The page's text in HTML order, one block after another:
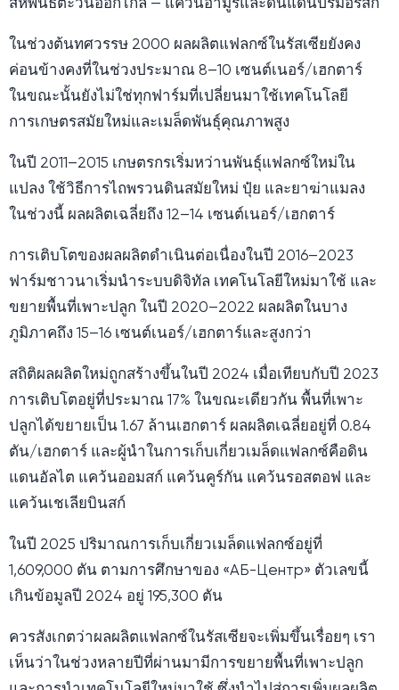
สหพันธ์ตะวันออกไกล — แคว้นอามูร์และดินแดนปรีมอร์สกี
ในช่วงต้นทศวรรษ 2000 ผลผลิตแฟลกซ์ในรัสเซียยังคง
ค่อนข้างคงที่ในช่วงประมาณ 8–10 เซนต์เนอร์/เฮกตาร์
ในขณะนั้นยังไม่ใช่ทุกฟาร์มที่เปลี่ยนมาใช้เทคโนโลยี
การเกษตรสมัยใหม่และเมล็ดพันธุ์คุณภาพสูง
ในปี 2011–2015 เกษตรกรเริ่มหว่านพันธุ์แฟลกซ์ใหม่ใน
แปลง ใช้วิธีการไถพรวนดินสมัยใหม่ ปุ๋ย และยาฆ่าแมลง
ในช่วงนี้ ผลผลิตเฉลี่ยถึง 12–14 เซนต์เนอร์/เฮกตาร์
การเติบโตของผลผลิตดำเนินต่อเนื่องในปี 2016–2023
ฟาร์มชาวนาเริ่มนำระบบดิจิทัล เทคโนโลยีใหม่มาใช้ และ
ขยายพื้นที่เพาะปลูก ในปี 2020–2022 ผลผลิตในบาง
ภูมิภาคถึง 15–16 เซนต์เนอร์/เฮกตาร์และสูงกว่า
สถิติผลผลิตใหม่ถูกสร้างขึ้นในปี 2024 เมื่อเทียบกับปี 2023
การเติบโตอยู่ที่ประมาณ 17% ในขณะเดียวกัน พื้นที่เพาะ
ปลูกได้ขยายเป็น 1.67 ล้านเฮกตาร์ ผลผลิตเฉลี่ยอยู่ที่ 0.84
ตัน/เฮกตาร์ และผู้นำในการเก็บเกี่ยวเมล็ดแฟลกซ์คือดิน
แดนอัลไต แคว้นออมสก์ แคว้นคูร์กัน แคว้นรอสตอฟ และ
แคว้นเชเลียบินสก์
ในปี 2025 ปริมาณการเก็บเกี่ยวเมล็ดแฟลกซ์อยู่ที่
1,609,000 ตัน ตามการศึกษาของ «АБ-Центр» ตัวเลขนี้
เกินข้อมูลปี 2024 อยู่ 195,300 ตัน
ควรสังเกตว่าผลผลิตแฟลกซ์ในรัสเซียจะเพิ่มขึ้นเรื่อยๆ เรา
เห็นว่าในช่วงหลายปีที่ผ่านมามีการขยายพื้นที่เพาะปลูก